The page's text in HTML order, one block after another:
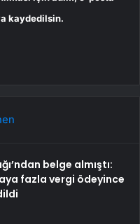
kaydedilsin.
belge almıştı:
fazla vergi ödeyince